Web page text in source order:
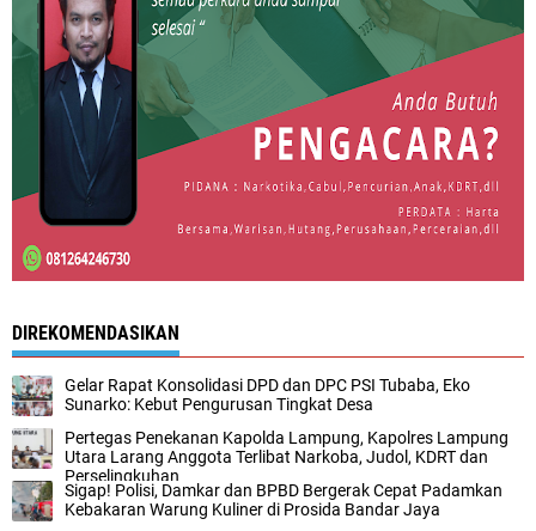
DIREKOMENDASIKAN
Gelar Rapat Konsolidasi DPD dan DPC PSI Tubaba, Eko
Sunarko: Kebut Pengurusan Tingkat Desa
Pertegas Penekanan Kapolda Lampung, Kapolres Lampung
Utara Larang Anggota Terlibat Narkoba, Judol, KDRT dan
Perselingkuhan
Sigap! Polisi, Damkar dan BPBD Bergerak Cepat Padamkan
Kebakaran Warung Kuliner di Prosida Bandar Jaya